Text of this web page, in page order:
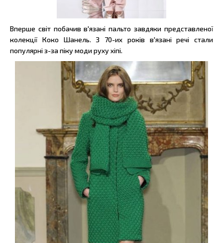
Вперше світ побачив в'язані пальто завдяки представленої
колекції Коко Шанель. З 70-их років в'язані речі стали
популярні з-за піку моди руху хіпі.